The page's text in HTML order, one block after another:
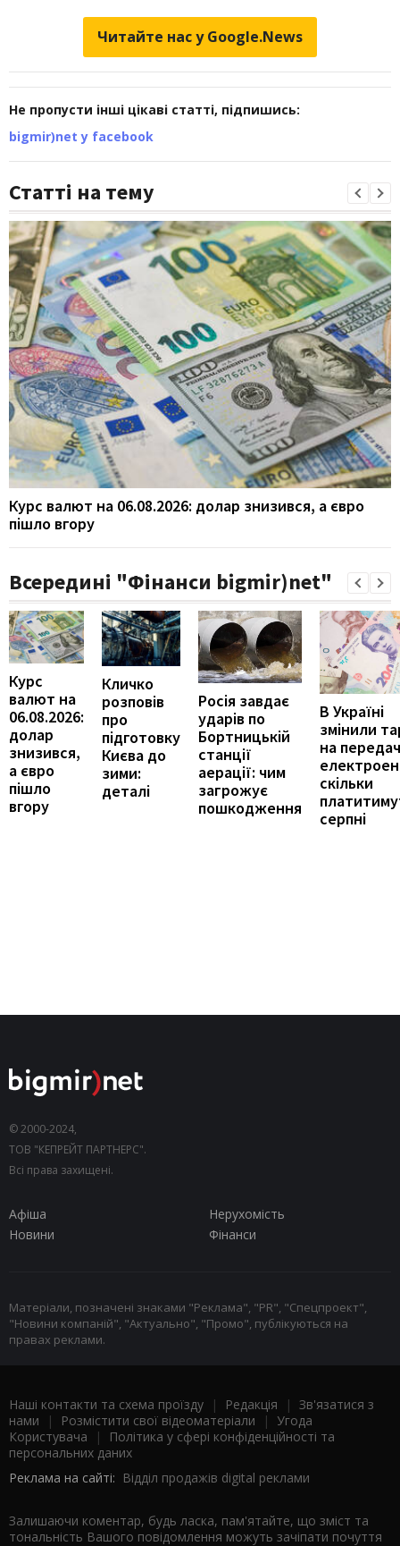
Читайте нас у Google.News
Не пропусти інші цікаві статті, підпишись:
bigmir)net у facebook
Статті на тему
Курс валют на 06.08.2026: долар знизився, а євро
пішло вгору
Всередині "Фінанси bigmir)net"
Курс
валют на
06.08.2026:
долар
знизився,
а євро
пішло
вгору
Кличко
розповів
про
підготовку
Києва до
зими:
деталі
Росія завдає
ударів по
Бортницькій
станції
аерації: чим
загрожує
пошкодження
В Україні
змінили
на
скільки
серпні
© 2000-2024,
ТОВ "КЕПРЕЙТ ПАРТНЕРС".
Всі права захищені.
Афіша
Нерухомість
Новини
Фінанси
Матеріали, позначені знаками "Реклама", "PR", "Спецпроект",
"Новини компаній", "Актуально", "Промо", публікуються на
правах реклами.
Наші контакти та схема проїзду | Редакція | Зв'язатися з
нами | Розмістити свої відеоматеріали | Угода
Користувача |
Політика у сфері конфіденційності та
персональних даних
Реклама на сайті: Відділ продажів digital реклами
Залишаючи коментар, будь ласка, пам'ятайте, що зміст та
тональність Вашого повідомлення можуть зачіпати почуття